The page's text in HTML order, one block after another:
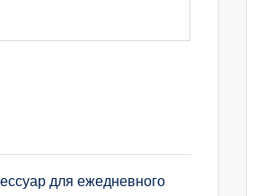
для ежедневного